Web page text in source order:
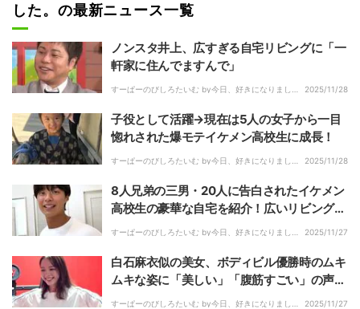
した。の最新ニュース一覧
ノンスタ井上、広すぎる自宅リビングに「一
軒家に住んでますんで」
すーぱーのびしろたいむ by今日、好きになりまし
2025/11/28
子役として活躍→現在は5人の女子から一目
惚れされた爆モテイケメン高校生に成長！
すーぱーのびしろたいむ by今日、好きになりまし
2025/11/28
8人兄弟の三男・20人に告白されたイケメン
高校生の豪華な自宅を紹介！広いリビングに
「お店みたい！」
すーぱーのびしろたいむ by今日、好きになりまし
2025/11/27
白石麻衣似の美女、ボディビル優勝時のムキ
ムキな姿に「美しい」「腹筋すごい」の声！
弟は20人に告白されたイケメン高校生
すーぱーのびしろたいむ by今日、好きになりまし
2025/11/27